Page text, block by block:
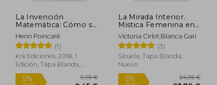
5%
dcto. 9,98 €
5%
dcto. 20,43
La Invención
Matemática: Cómo se
Inventa: El Trabajo
del Inconsciente
(Cuadernos de
Pensamiento)
Henri Poincaré
(1)
Krk Ediciones, 2018, 1
Edición, Tapa Blanda,
Nuevo
La Mirada Interior.
Mistica Femenina en
la Edad Media
Victoria Cirlot,Blanca Gari
(3)
Siruela, Tapa Blanda,
Nuevo